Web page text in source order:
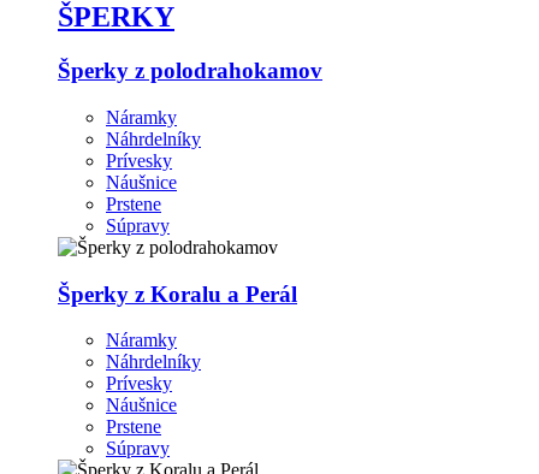
ŠPERKY
Šperky z polodrahokamov
Náramky
Náhrdelníky
Prívesky
Náušnice
Prstene
Súpravy
Šperky z Koralu a Perál
Náramky
Náhrdelníky
Prívesky
Náušnice
Prstene
Súpravy